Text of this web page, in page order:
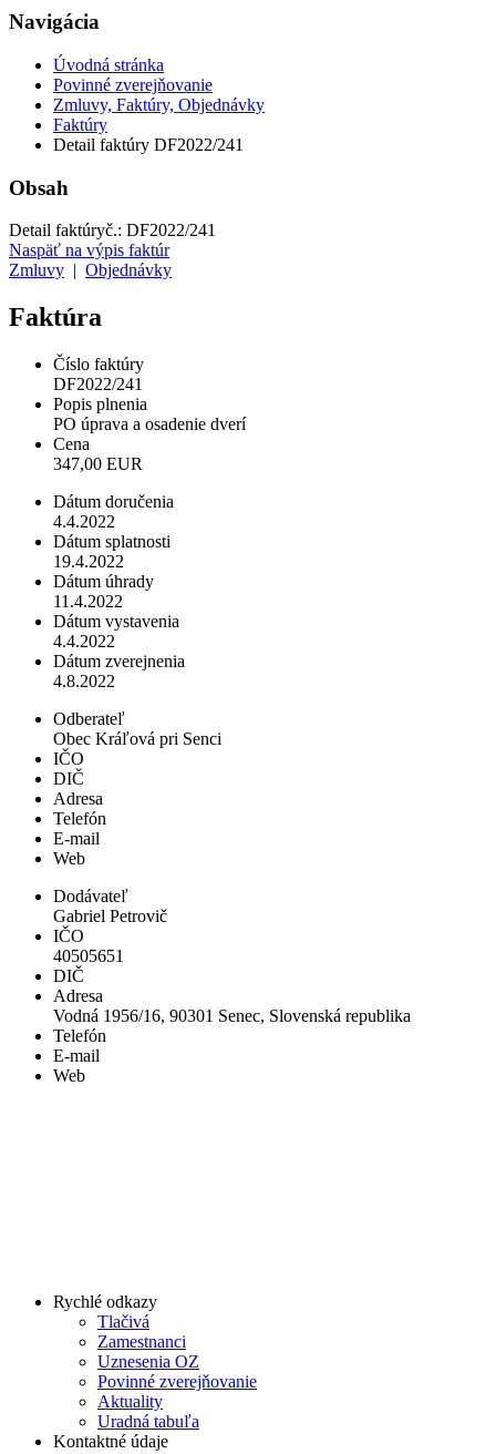
Navigácia
Úvodná stránka
Povinné zverejňovanie
Zmluvy, Faktúry, Objednávky
Faktúry
Detail faktúry DF2022/241
Obsah
Detail faktúryč.: DF2022/241
Naspäť na výpis faktúr
Zmluvy
Objednávky
Faktúra
Číslo faktúry
DF2022/241
Popis plnenia
PO úprava a osadenie dverí
Cena
347,00 EUR
Dátum doručenia
4.4.2022
Dátum splatnosti
19.4.2022
Dátum úhrady
11.4.2022
Dátum vystavenia
4.4.2022
Dátum zverejnenia
4.8.2022
Odberateľ
Obec Kráľová pri Senci
IČO
DIČ
Adresa
Telefón
E-mail
Web
Dodávateľ
Gabriel Petrovič
IČO
40505651
DIČ
Adresa
Vodná 1956/16, 90301 Senec, Slovenská republika
Telefón
E-mail
Web
Rychlé odkazy
Tlačivá
Zamestnanci
Uznesenia OZ
Povinné zverejňovanie
Aktuality
Uradná tabuľa
Kontaktné údaje